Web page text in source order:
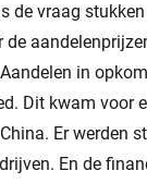
de vraag
in
Dit kwam voor
Er werden
En de